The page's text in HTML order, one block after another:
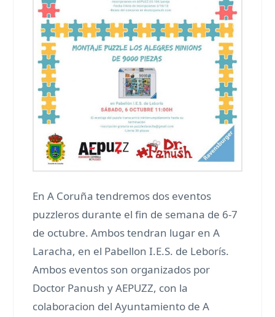
En A Coruña tendremos dos eventos
puzzleros durante el fin de semana de 6-7
de octubre. Ambos tendran lugar en A
Laracha, en el Pabellon I.E.S. de Leborís.
Ambos eventos son organizados por
Doctor Panush y AEPUZZ, con la
colaboracion del Ayuntamiento de A